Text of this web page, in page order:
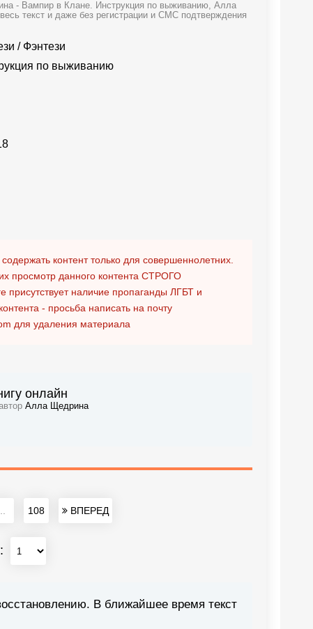
- Вампир в Клане. Инструкция по выживанию, Алла
текст и даже без регистрации и СМС подтверждения
/ Фэнтези
по выживанию
контент только для совершеннолетних.
просмотр данного контента СТРОГО
присутствует наличие пропаганды ЛГБТ и
- просьба написать на почту
для удаления материала
онлайн
Алла Щедрина
108 ВПЕРЕД
В ближайшее время текст